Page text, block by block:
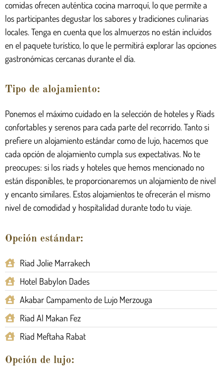
comidas ofrecen auténtica cocina marroquí, lo que permite a
los participantes degustar los sabores y tradiciones culinarias
locales. Tenga en cuenta que los almuerzos no están incluidos
en el paquete turístico, lo que le permitirá explorar las opciones
gastronómicas cercanas durante el día.
Tipo de alojamiento:
Ponemos el máximo cuidado en la selección de hoteles y Riads
confortables y serenos para cada parte del recorrido. Tanto si
prefiere un alojamiento estándar como de lujo, hacemos que
cada opción de alojamiento cumpla sus expectativas. No te
preocupes: si los riads y hoteles que hemos mencionado no
están disponibles, te proporcionaremos un alojamiento de nivel
y encanto similares. Estos alojamientos te ofrecerán el mismo
nivel de comodidad y hospitalidad durante todo tu viaje.
Opción estándar:
Riad Jolie Marrakech
Hotel Babylon Dades
Akabar Campamento de Lujo Merzouga
Riad Al Makan Fez
Riad Meftaha Rabat
Opción de lujo: